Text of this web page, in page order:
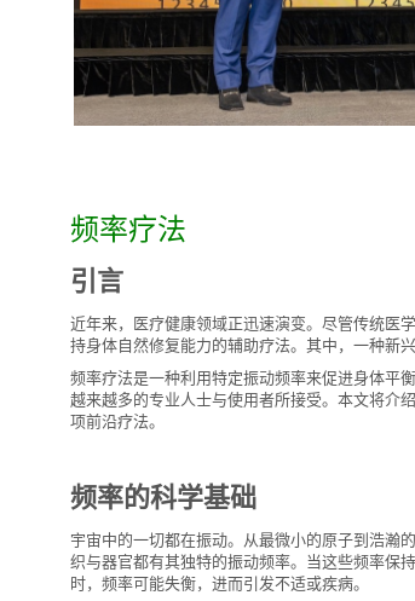
频率疗法
引言
近年来，医疗健康领域正迅速演变。尽管传统医
持身体自然修复能力的辅助疗法。其中，一种
频率疗法是一种利用特定振动频率来促进身体平
越来越多的专业人士与使用者所接受。本文将介
项前沿疗法。
频率的科学基础
宇宙中的一切都在振动。从最微小的原子到浩瀚
织与器官都有其独特的振动频率。当这些频率保
时，频率可能失衡，进而引发不适或疾病。